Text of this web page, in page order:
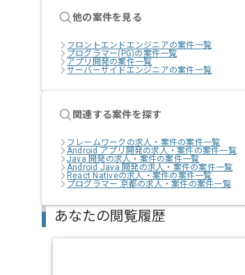
他の案件を見る
フロントエンドエンジニアの案件一覧
プログラマー(PG)の案件一覧
アプリ開発の案件一覧
サーバーサイドエンジニアの案件一覧
関連する案件を探す
フレームワークの求人・案件の案件一覧
Android アプリ開発の求人・案件の案件一覧
Java 開発の求人・案件の案件一覧
Android Java 開発の求人・案件の案件一覧
React Nativeの求人・案件の案件一覧
プログラマー 京都の求人・案件の案件一覧
あなたの閲覧履歴